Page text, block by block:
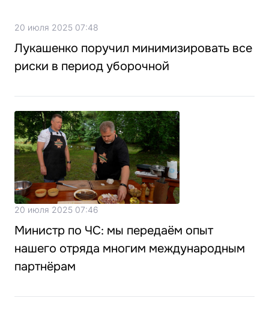
20 июля 2025 07:48
Лукашенко поручил минимизировать все
риски в период уборочной
20 июля 2025 07:46
Министр по ЧС: мы передаём опыт
нашего отряда многим международным
партнёрам